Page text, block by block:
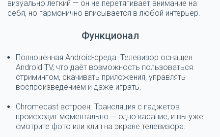
визуально легкий — он не перетягивает внимание на
себя, но гармонично вписывается в любой интерьер.
Функционал
Полноценная Android-среда. Телевизор оснащен
Android TV, что даёт возможность пользоваться
стримингом, скачивать приложения, управлять
воспроизведением и даже играть.
Chromecast встроен. Трансляция с гаджетов
происходит моментально — одно касание, и вы уже
смотрите фото или клип на экране телевизора.